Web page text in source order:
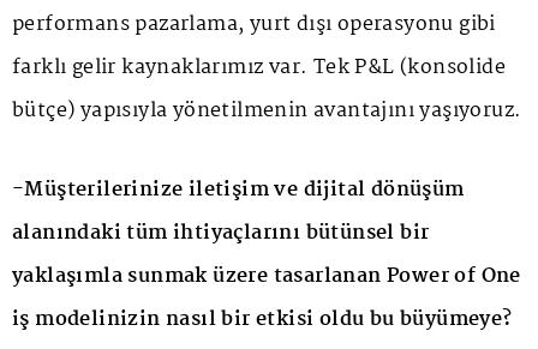
performans pazarlama, yurt dışı operasyonu gibi
farklı gelir kaynaklarımız var. Tek P&L (konsolide
bütçe) yapısıyla yönetilmenin avantajını yaşıyoruz.
-Müşterilerinize iletişim ve dijital dönüşüm
alanındaki tüm ihtiyaçlarını bütünsel bir
yaklaşımla sunmak üzere tasarlanan Power of One
iş modelinizin nasıl bir etkisi oldu bu büyümeye?